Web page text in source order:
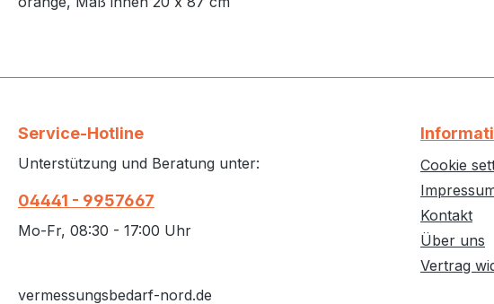
Service-Hotline
Unterstützung und Beratung unter:
04441 - 9957667
Mo-Fr, 08:30 - 17:00 Uhr
vermessungsbedarf-nord.de
Cookie
Kontakt
Über uns
Vertrag